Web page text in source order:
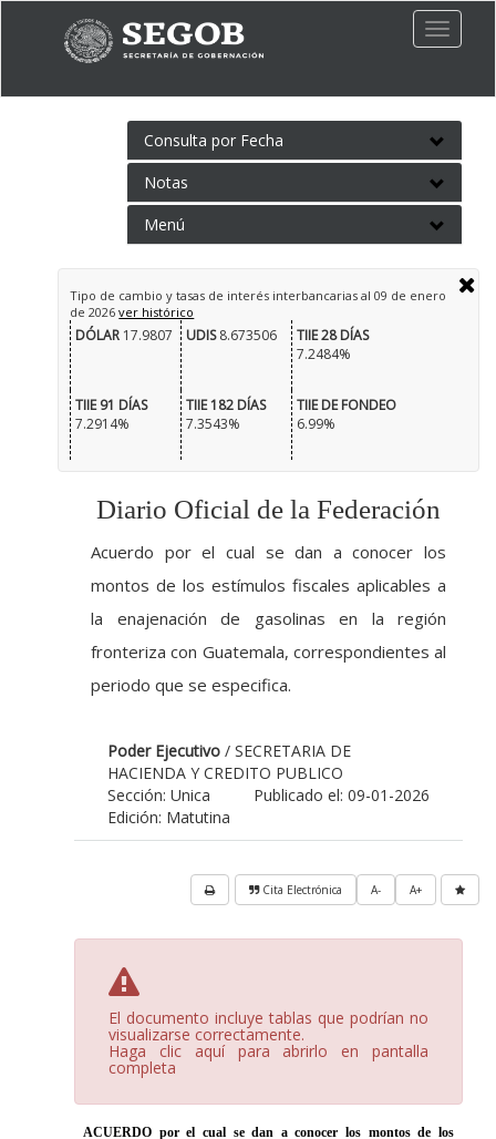
Toggle
Consulta por Fecha
Notas
Menú
Tipo de cambio y tasas de interés interbancarias al 09 de enero
de 2026ver histórico
DÓLAR17.9807 UDIS8.673506
TIIE 28 DÍAS
7.2484%
TIIE 91 DÍAS
7.2914%
TIIE 182 DÍAS
7.3543%
TIIE DE FONDEO
6.99%
Diario Oficial de la Federación
Acuerdo por el cual se dan a conocer los
montos de los estímulos fiscales aplicables a
la enajenación de gasolinas en la región
fronteriza con Guatemala, correspondientes al
periodo que se especifica.
Poder Ejecutivo / SECRETARIA DE
HACIENDA Y CREDITO PUBLICO
Publicado el: 09-01-2026
Sección: Unica
Edición: Matutina
A+
A-
Cita Electrónica
El documento incluye tablas que podrían no
visualizarse correctamente.
Haga clic aquí para abrirlo en pantalla
completa